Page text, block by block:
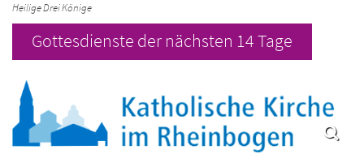
Heilige Drei Könige
Gottesdienste der nächsten 14 Tage